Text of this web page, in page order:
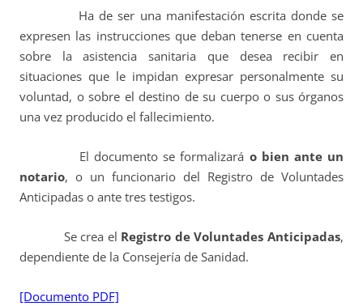
Ha de ser una manifestación escrita donde se
expresen las instrucciones que deban tenerse en cuenta
sobre la asistencia sanitaria que desea recibir en
situaciones que le impidan expresar personalmente su
voluntad, o sobre el destino de su cuerpo o sus órganos
una vez producido el fallecimiento.
El documento se formalizará o bien ante un
notario, o un funcionario del Registro de Voluntades
Anticipadas o ante tres testigos.
Se crea el Registro de Voluntades Anticipadas,
dependiente de la Consejería de Sanidad.
[Documento PDF]